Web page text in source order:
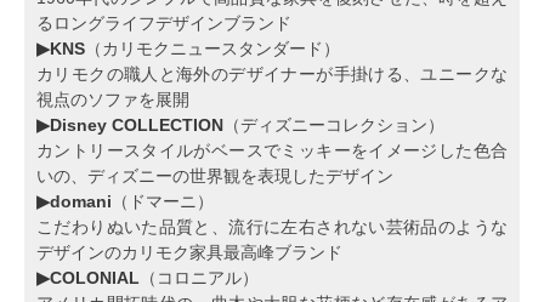
るロングライフデザインブランド
▶KNS （カリモクニュースタンダード）
カリモクの職人と海外のデザイナーが手掛ける、ユニークな
視点のソファを展開
▶Disney COLLECTION （ディズニーコレクション）
カントリースタイルがベースでミッキーをイメージした色合
いの、ディズニーの世界観を表現したデザイン
▶domani （ドマーニ）
こだわりぬいた品質と、流行に左右されない芸術品のような
デザインのカリモク家具最高峰ブランド
▶COLONIAL （コロニアル）